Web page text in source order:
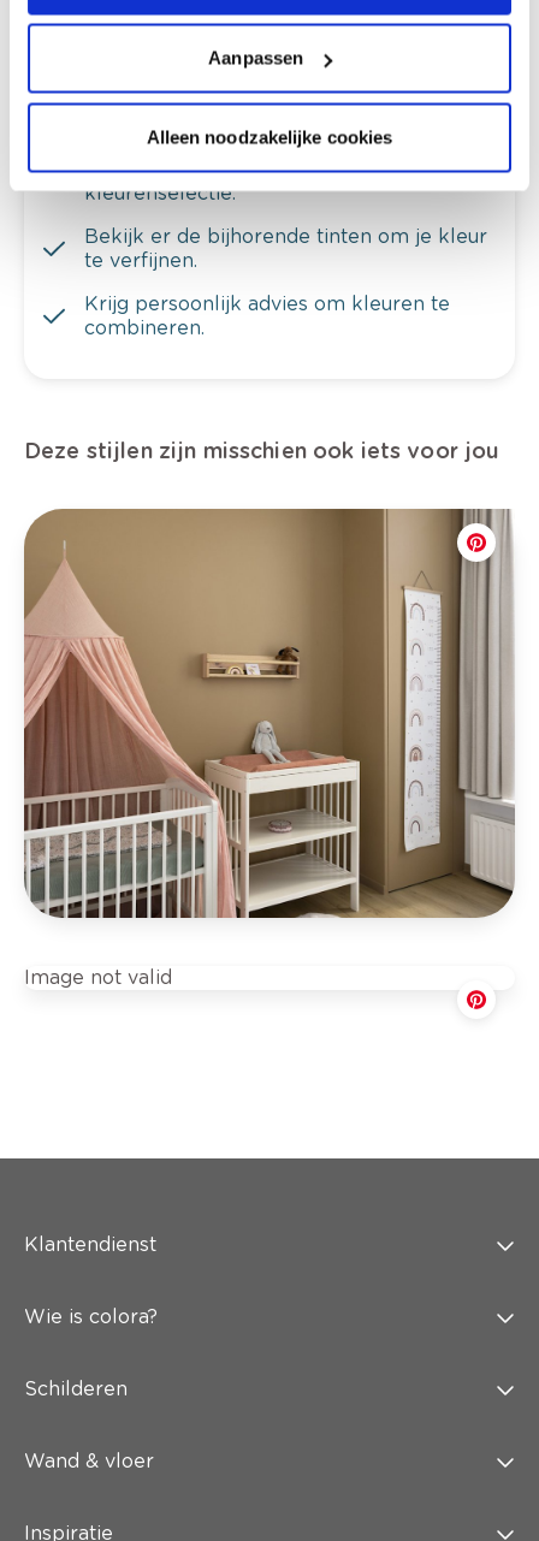
Aanpassen
Alleen noodzakelijke cookies
Bekijk je kleur in de winkel
Ontdek er kleurechte stalen van je
kleurenselectie.
Bekijk er de bijhorende tinten om je kleur
te verfijnen.
Krijg persoonlijk advies om kleuren te
combineren.
Deze stijlen zijn misschien ook iets voor jou
Image not valid
Klantendienst
Wie is colora?
Schilderen
Wand & vloer
Inspiratie